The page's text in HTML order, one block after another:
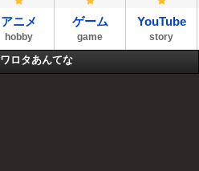
アニメ
hobby
ゲーム
game
YouTube
story
ワロタあんてな